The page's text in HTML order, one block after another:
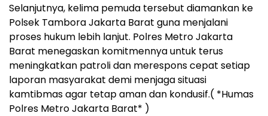
Selanjutnya, kelima pemuda tersebut diamankan ke
Polsek Tambora Jakarta Barat guna menjalani
proses hukum lebih lanjut. Polres Metro Jakarta
Barat menegaskan komitmennya untuk terus
meningkatkan patroli dan merespons cepat setiap
laporan masyarakat demi menjaga situasi
kamtibmas agar tetap aman dan kondusif.( *Humas
Polres Metro Jakarta Barat* )